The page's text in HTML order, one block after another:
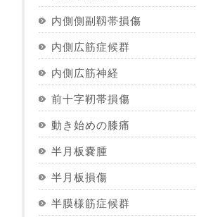
内側側副靱帯損傷
内側広筋症候群
内側広筋神経
前十字靭帯損傷
動き始めの膝痛
半月板嚢腫
半月板損傷
半膜様筋症候群